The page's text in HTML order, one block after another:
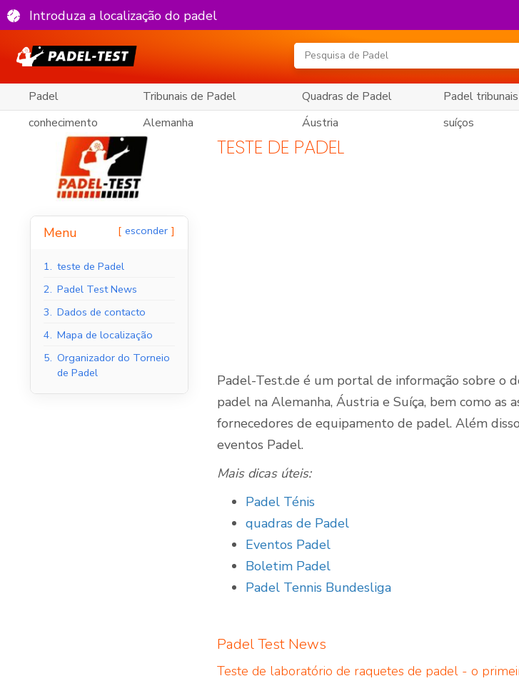
Introduza a localização do padel
Padel
conhecimento
Tribunais de Padel
Alemanha
Quadras de Padel
Áustria
Padel tribunais
suíços
Menu esconder
1. teste de Padel
2. Padel Test News
3. Dados de contacto
4. Mapa de localização
5. Organizador do Torneio
de Padel
TESTE DE PADEL
Padel-Test.de é um portal de informação sobre o
padel na Alemanha, Áustria e Suíça, bem como
fornecedores de equipamento de padel. Além
eventos Padel.
Mais dicas úteis:
Padel Ténis
quadras de Padel
Eventos Padel
Boletim Padel
Padel Tennis Bundesliga
Padel Test News
Teste de laboratório de raquetes de padel - o
Interior
ar livre